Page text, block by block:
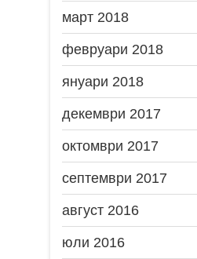
март 2018
февруари 2018
януари 2018
декември 2017
октомври 2017
септември 2017
август 2016
юли 2016